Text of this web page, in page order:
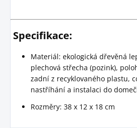
Specifikace:
Materiál: ekologická dřevěná
plechová střecha (pozink),
zadní z recyklovaného plastu,
nastříhání a instalaci do
Rozměry: 38 x 12 x 18 cm